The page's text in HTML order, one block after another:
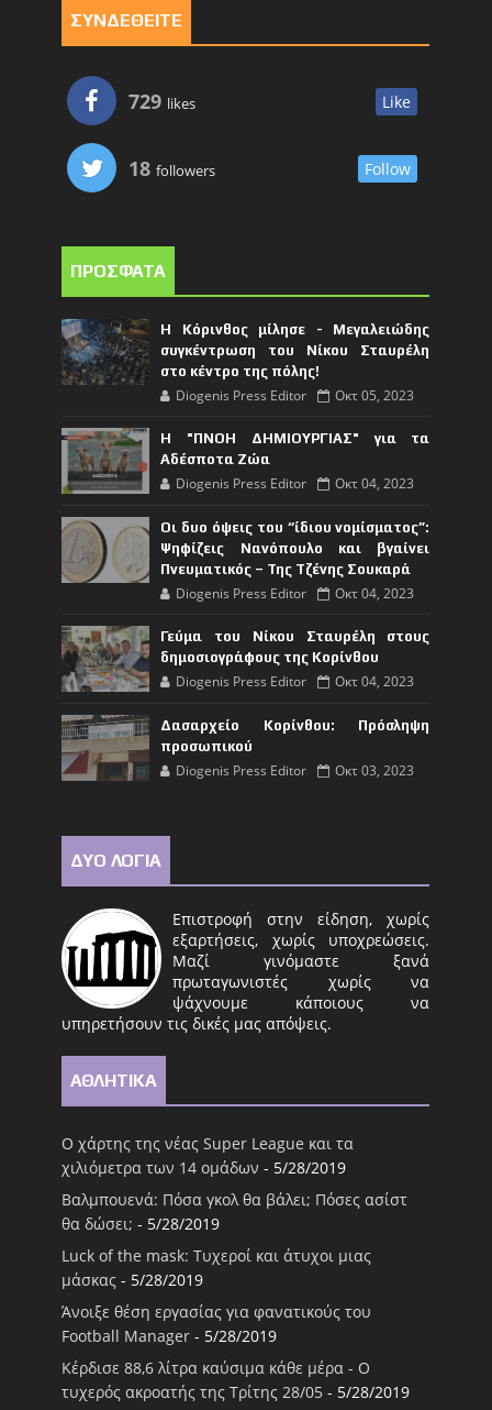
ΣΥΝΔΕΘΕΙΤΕ
729 likes Like
18 followers Follow
ΠΡΟΣΦΑΤΑ
Η Κόρινθος μίλησε - Μεγαλειώδης
συγκέντρωση του Νίκου Σταυρέλη
στο κέντρο της πόλης!
Diogenis Press Editor Οκτ 05, 2023
Η "ΠΝΟΗ ΔΗΜΙΟΥΡΓΙΑΣ" για τα
Αδέσποτα Ζώα
Diogenis Press Editor Οκτ 04, 2023
Οι δυο όψεις του “ίδιου νομίσματος”:
Ψηφίζεις Νανόπουλο και βγαίνει
Πνευματικός – Της Τζένης Σουκαρά
Diogenis Press Editor Οκτ 04, 2023
Γεύμα του Νίκου Σταυρέλη στους
δημοσιογράφους της Κορίνθου
Diogenis Press Editor Οκτ 04, 2023
Δασαρχείο Κορίνθου: Πρόσληψη
προσωπικού
Diogenis Press Editor Οκτ 03, 2023
ΔΥΟ ΛΟΓΙΑ
Επιστροφή στην είδηση, χωρίς
εξαρτήσεις, χωρίς υποχρεώσεις.
Μαζί γινόμαστε ξανά
πρωταγωνιστές χωρίς να
ψάχνουμε κάποιους να
υπηρετήσουν τις δικές μας απόψεις.
ΑΘΛΗΤΙΚΑ
Ο χάρτης της νέας Super League και τα
χιλιόμετρα των 14 ομάδων - 5/28/2019
Βαλμπουενά: Πόσα γκολ θα βάλει; Πόσες ασίστ
θα δώσει; - 5/28/2019
Luck of the mask: Τυχεροί και άτυχοι μιας
μάσκας - 5/28/2019
Άνοιξε θέση εργασίας για φανατικούς του
Football Μanager - 5/28/2019
Κέρδισε 88,6 λίτρα καύσιμα κάθε μέρα - Ο
τυχερός ακροατής της Τρίτης 28/05 - 5/28/2019